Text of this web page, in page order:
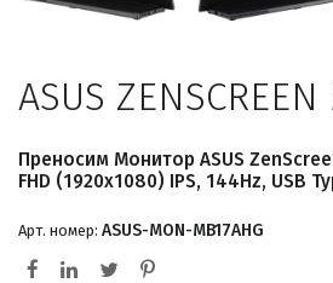
ASUS ZENSCREEN
Преносим Монитор ASUS
FHD (1920x1080) IPS, 144Hz, USB
Арт. номер: ASUS-MON-MB17AHG